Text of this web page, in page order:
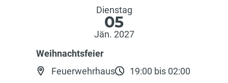
Dienstag
05
Jän. 2027
Weihnachtsfeier
Feuerwehrhaus
19:00 bis 02:00